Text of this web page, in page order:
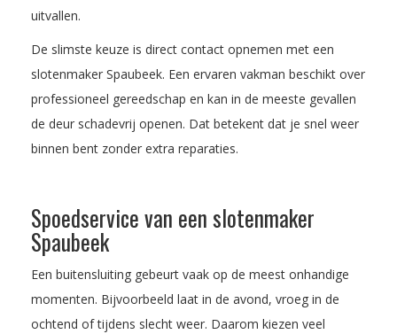
uitvallen.
De slimste keuze is direct contact opnemen met een
slotenmaker Spaubeek. Een ervaren vakman beschikt over
professioneel gereedschap en kan in de meeste gevallen
de deur schadevrij openen. Dat betekent dat je snel weer
binnen bent zonder extra reparaties.
Spoedservice van een slotenmaker
Spaubeek
Een buitensluiting gebeurt vaak op de meest onhandige
momenten. Bijvoorbeeld laat in de avond, vroeg in de
ochtend of tijdens slecht weer. Daarom kiezen veel